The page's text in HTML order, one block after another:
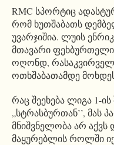
RMC სპორტიც
რომ ხუთშაბათს
უვარჯიშია. ლუის
მთავარი
ოღონდ,
ოთხშაბათამდე
რაც შეეხება ლიგა 1-
„სტრასბურთან’’, მას
მნიშვნელობა არ აქვს
მაყურებლის როლში